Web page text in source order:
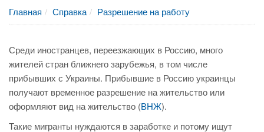
Главная Справка Разрешение на работу
Среди иностранцев, переезжающих в Россию, много
жителей стран ближнего зарубежья, в том числе
прибывших с Украины. Прибывшие в Россию украинцы
получают временное разрешение на жительство или
оформляют вид на жительство (ВНЖ).
Такие мигранты нуждаются в заработке и потому ищут